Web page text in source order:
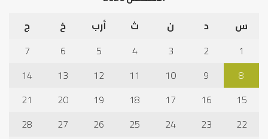
س
د ن ث أرب خ
ج
1
2
3
4
5
6
7
8
9
10
11
12
13
14
15
16
17
18
19
20
21
22
23
24
25
26
27
28